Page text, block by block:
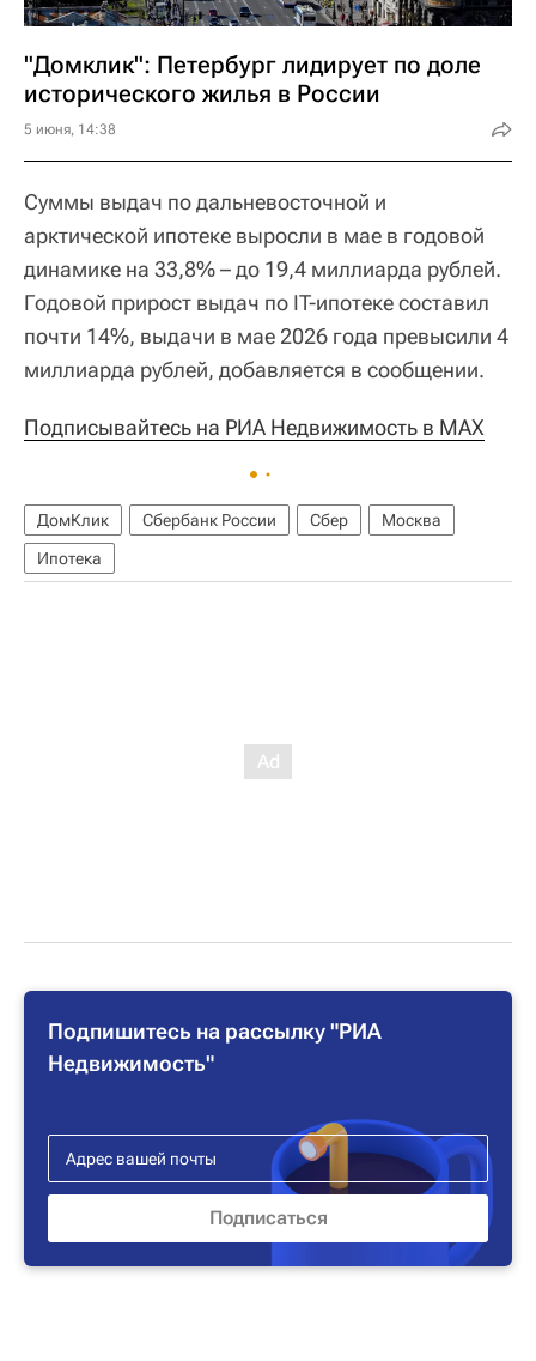
"Домклик": Петербург лидирует по доле
исторического жилья в России
5 июня, 14:38
Суммы выдач по дальневосточной и
арктической ипотеке выросли в мае в годовой
динамике на 33,8% – до 19,4 миллиарда рублей.
Годовой прирост выдач по IT-ипотеке составил
почти 14%, выдачи в мае 2026 года превысили 4
миллиарда рублей, добавляется в сообщении.
Подписывайтесь на РИА Недвижимость в MAX
ДомКлик Сбербанк России Сбер
Москва
Ипотека
Подпишитесь на рассылку "РИА
Недвижимость"